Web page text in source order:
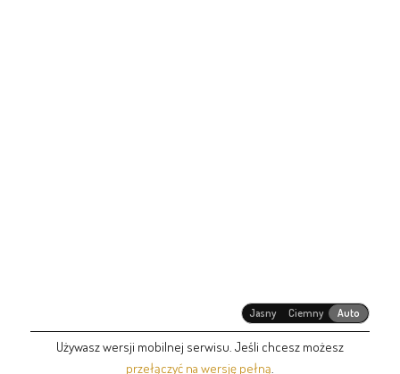
Jasny Ciemny Auto
Używasz wersji mobilnej serwisu. Jeśli chcesz możesz
przełączyć na wersję pełną